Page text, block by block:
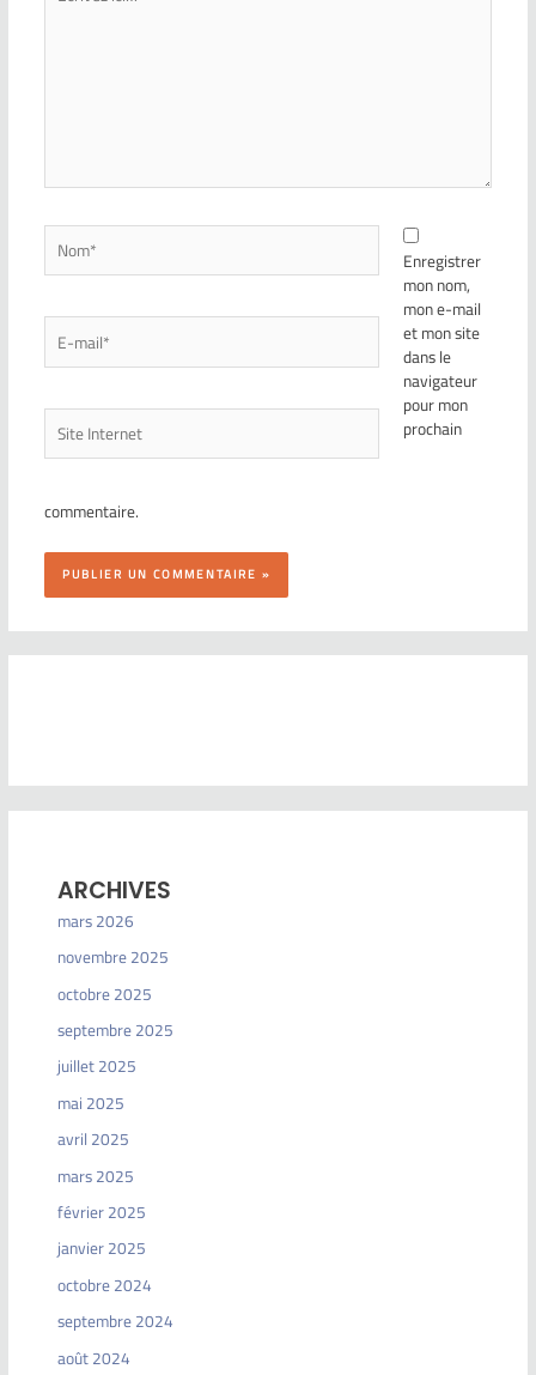
Enregistrer
mon nom,
mon e-mail
et mon site
dans le
navigateur
pour mon
prochain
commentaire.
ARCHIVES
mars 2026
novembre 2025
octobre 2025
septembre 2025
juillet 2025
mai 2025
avril 2025
mars 2025
février 2025
janvier 2025
octobre 2024
septembre 2024
août 2024